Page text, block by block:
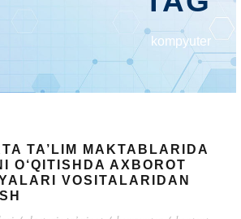
kompyuter
TA’LIM MAKTABLARIDA
O‘QITISHDA AXBOROT
VOSITALARIDAN